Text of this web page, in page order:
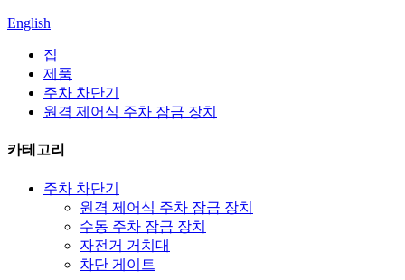
English
집
제품
주차 차단기
원격 제어식 주차 잠금 장치
카테고리
주차 차단기
원격 제어식 주차 잠금 장치
수동 주차 잠금 장치
자전거 거치대
차단 게이트